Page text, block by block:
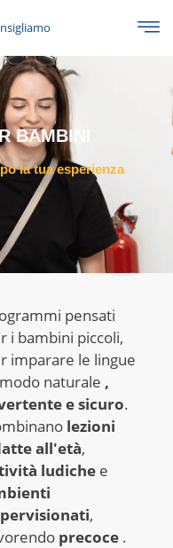
BAMBINI
la tua esperienza
pensati
i bambini piccoli,
imparare le lingue
naturale ,
e sicuro.
lezioni
all'età,
ludiche e
,
precoce .